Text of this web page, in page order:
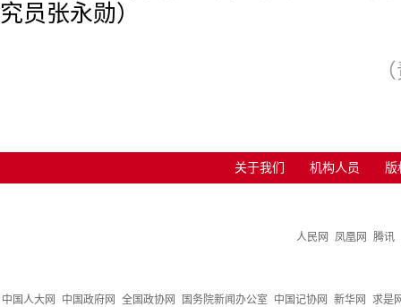
究员张永勋）
关于我们 机构人员 版
人民网 凤凰网 腾讯
中国人大网 中国政府网 全国政协网 国务院新闻办公室 中国记协网 新华网
求是